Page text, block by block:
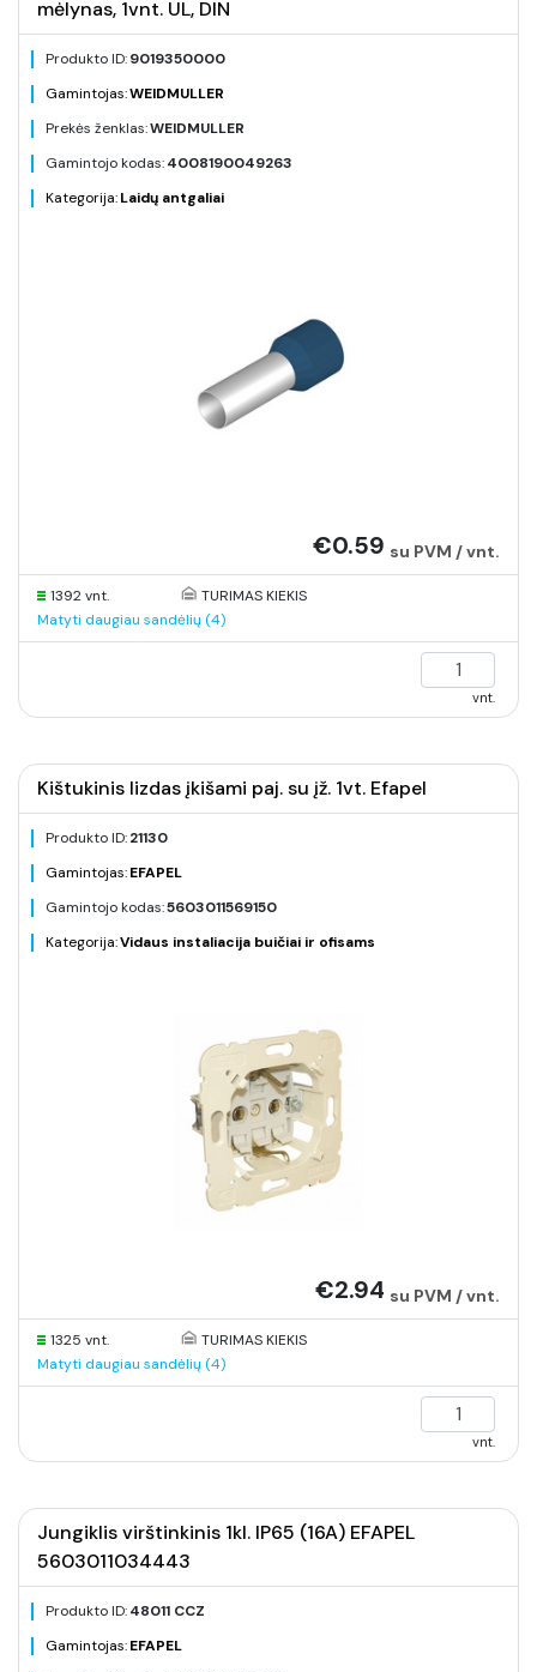
mėlynas, 1vnt. UL, DIN
Produkto ID:9019350000
Gamintojas:WEIDMULLER
Prekės ženklas:WEIDMULLER
Gamintojo kodas:4008190049263
Kategorija:Laidų antgaliai
€0.59 su PVM / vnt.
1392 vnt.
TURIMAS KIEKIS
Matyti daugiau sandėlių (4)
vnt.
Kištukinis lizdas įkišami paj. su įž. 1vt. Efapel
Produkto ID:21130
Gamintojas:EFAPEL
Gamintojo kodas:5603011569150
Kategorija:Vidaus instaliacija buičiai ir ofisams
€2.94 su PVM / vnt.
1325 vnt.
TURIMAS KIEKIS
Matyti daugiau sandėlių (4)
vnt.
Jungiklis virštinkinis 1kl. IP65 (16A) EFAPEL
5603011034443
Produkto ID:48011 CCZ
Gamintojas:EFAPEL